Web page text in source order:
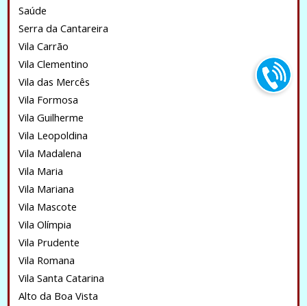
Saúde
Serra da Cantareira
Vila Carrão
Vila Clementino
Vila das Mercês
Vila Formosa
Vila Guilherme
Vila Leopoldina
Vila Madalena
Vila Maria
Vila Mariana
Vila Mascote
Vila Olímpia
Vila Prudente
Vila Romana
Vila Santa Catarina
Alto da Boa Vista